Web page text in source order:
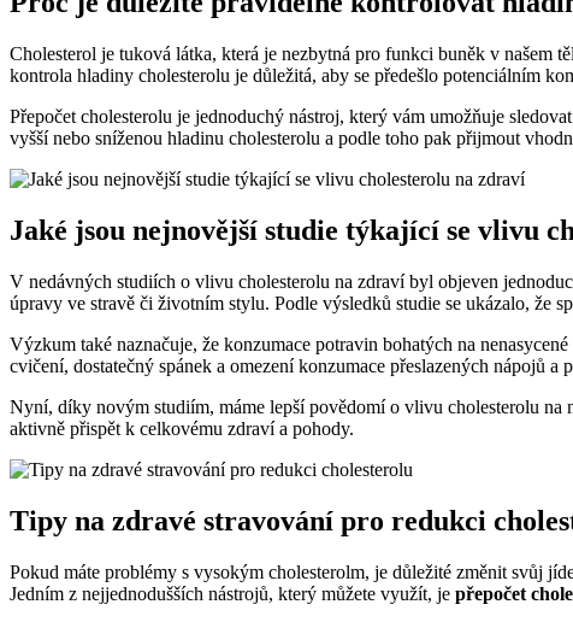
Cholesterol ⁣je tuková látka, která je nezbytná pro funkci buněk v ‍našem
kontrola hladiny cholesterolu⁣ je důležitá, aby se předešlo potenciálním
Přepočet⁢ cholesterolu je ⁢jednoduchý nástroj, který vám⁣ umožňuje
vyšší nebo sníženou hladinu cholesterolu a⁤ podle toho ‍pak přijmout
Jaké jsou nejnovější studie týkající se vlivu‍
V nedávných ‌studiích o ⁣vlivu cholesterolu⁢ na zdraví byl objeven
úpravy ​ve stravě či životním stylu. ⁣Podle výsledků studie se‌ ukázalo, ⁤že
Výzkum také‌ naznačuje, že ⁣konzumace potravin​ bohatých na nenasycené
cvičení, dostatečný⁢ spánek a omezení ⁣konzumace⁤ přeslazených nápojů
Nyní,⁣ díky novým studiím, ⁢máme lepší povědomí o​ vlivu cholesterolu na
aktivně‌ přispět k celkovému zdraví ‍a pohody.
Tipy na zdravé stravování pro redukci‌
Pokud⁣ máte problémy s ‌vysokým cholesterolm, je důležité ⁢změnit svůj
Jedním z‍ nejjednodušších nástrojů, který‍ můžete využít, je přepočet